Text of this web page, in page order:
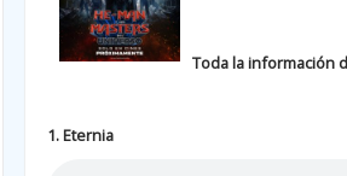
Toda la información
1. Eternia